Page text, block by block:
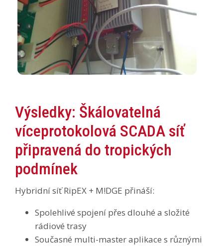
Výsledky: Škálovatelná
víceprotokolová SCADA síť
připravená do tropických
podmínek
Hybridní síť RipEX + M!DGE přináší:
Spolehlivé spojení přes dlouhé a složité
rádiové trasy
Současné multi-master aplikace s různými